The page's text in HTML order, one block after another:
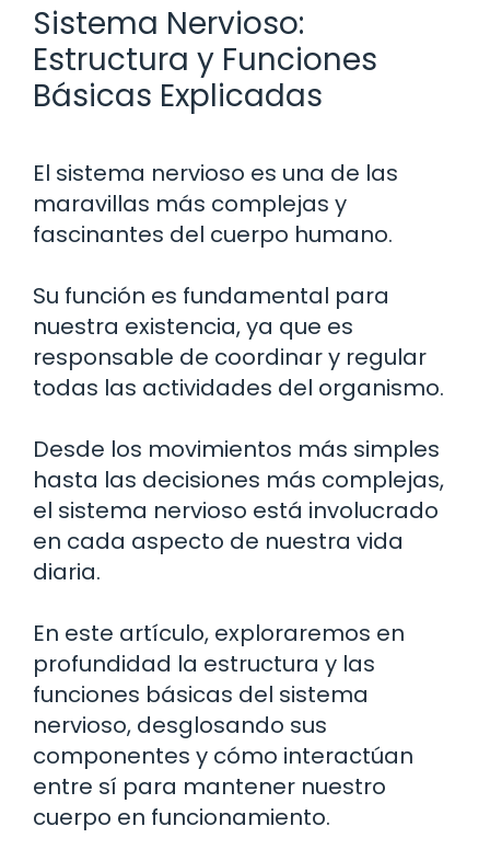
Sistema Nervioso:
Estructura y Funciones
Básicas Explicadas
El sistema nervioso es una de las
maravillas más complejas y
fascinantes del cuerpo humano.
Su función es fundamental para
nuestra existencia, ya que es
responsable de coordinar y regular
todas las actividades del organismo.
Desde los movimientos más simples
hasta las decisiones más complejas,
el sistema nervioso está involucrado
en cada aspecto de nuestra vida
diaria.
En este artículo, exploraremos en
profundidad la estructura y las
funciones básicas del sistema
nervioso, desglosando sus
componentes y cómo interactúan
entre sí para mantener nuestro
cuerpo en funcionamiento.